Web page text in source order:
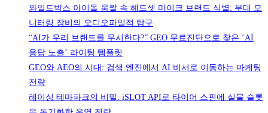
와일드박스 아이돌 움짤 속 헤드셋 마이크 브랜드 식별: 무대 모
니터링 장비의 오디오파일적 탐구
“AI가 우리 브랜드를 무시한다?” GEO 무료진단으로 찾은 ‘AI
응답 노출’ 라이팅 템플릿
GEO와 AEO의 시대: 검색 엔진에서 AI 비서로 이동하는 마케팅
전략
레이싱 테마파크의 비밀: iSLOT API로 타이어 스핀에 실물 슬롯